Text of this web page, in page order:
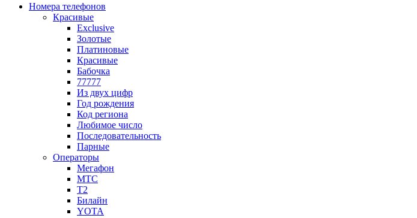
Номера телефонов
Красивые
Exclusive
Золотые
Платиновые
Красивые
Бабочка
77777
Из двух цифр
Год рождения
Код региона
Любимое число
Последовательность
Парные
Операторы
Мегафон
МТС
Т2
Билайн
YOTA